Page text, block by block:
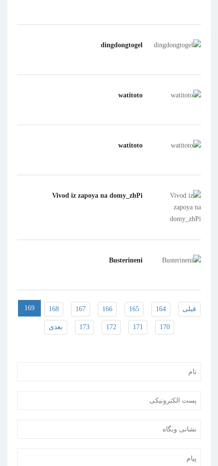
dingdongtogel
watitoto
watitoto
Vivod iz zapoya na domy_zhPi
Busterineni
قبلی 164
165
166
167
168
169
170
171
172
173 بعدی